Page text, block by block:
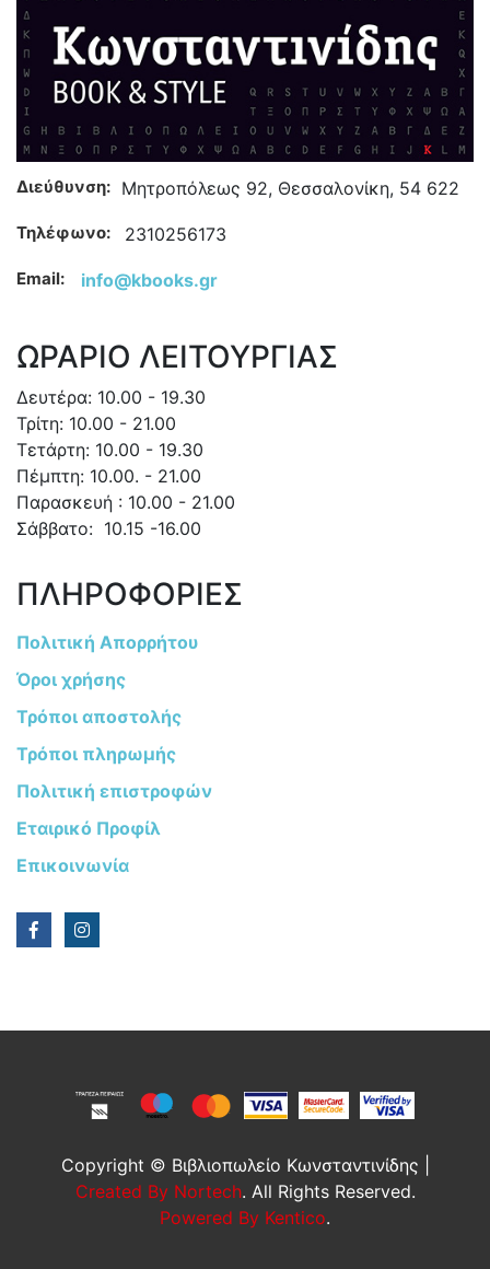
Διεύθυνση: Μητροπόλεως 92, Θεσσαλονίκη, 54 622
Τηλέφωνο: 2310256173
Email: info@kbooks.gr
ΩΡΑΡΙΟ ΛΕΙΤΟΥΡΓΙΑΣ
Δευτέρα: 10.00 - 19.30
Τρίτη: 10.00 - 21.00
Τετάρτη: 10.00 - 19.30
Πέμπτη: 10.00. - 21.00
Παρασκευή : 10.00 - 21.00
Σάββατο: 10.15 -16.00
ΠΛΗΡΟΦΟΡΙΕΣ
Πολιτική Απορρήτου
Όροι χρήσης
Τρόποι αποστολής
Τρόποι πληρωμής
Πολιτική επιστροφών
Εταιρικό Προφίλ
Επικοινωνία
Copyright © Βιβλιοπωλείο Κωνσταντινίδης |
Created By Nortech. All Rights Reserved.
Powered By Kentico.